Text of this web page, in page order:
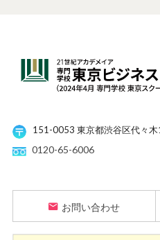
151-0053 東京都渋谷区代々
0120-65-6006
お問い合わせ